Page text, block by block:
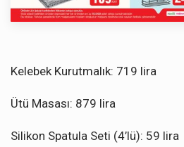
Kelebek Kurutmalık: 719 lira
Ütü Masası: 879 lira
Silikon Spatula Seti (4’lü): 59 lira